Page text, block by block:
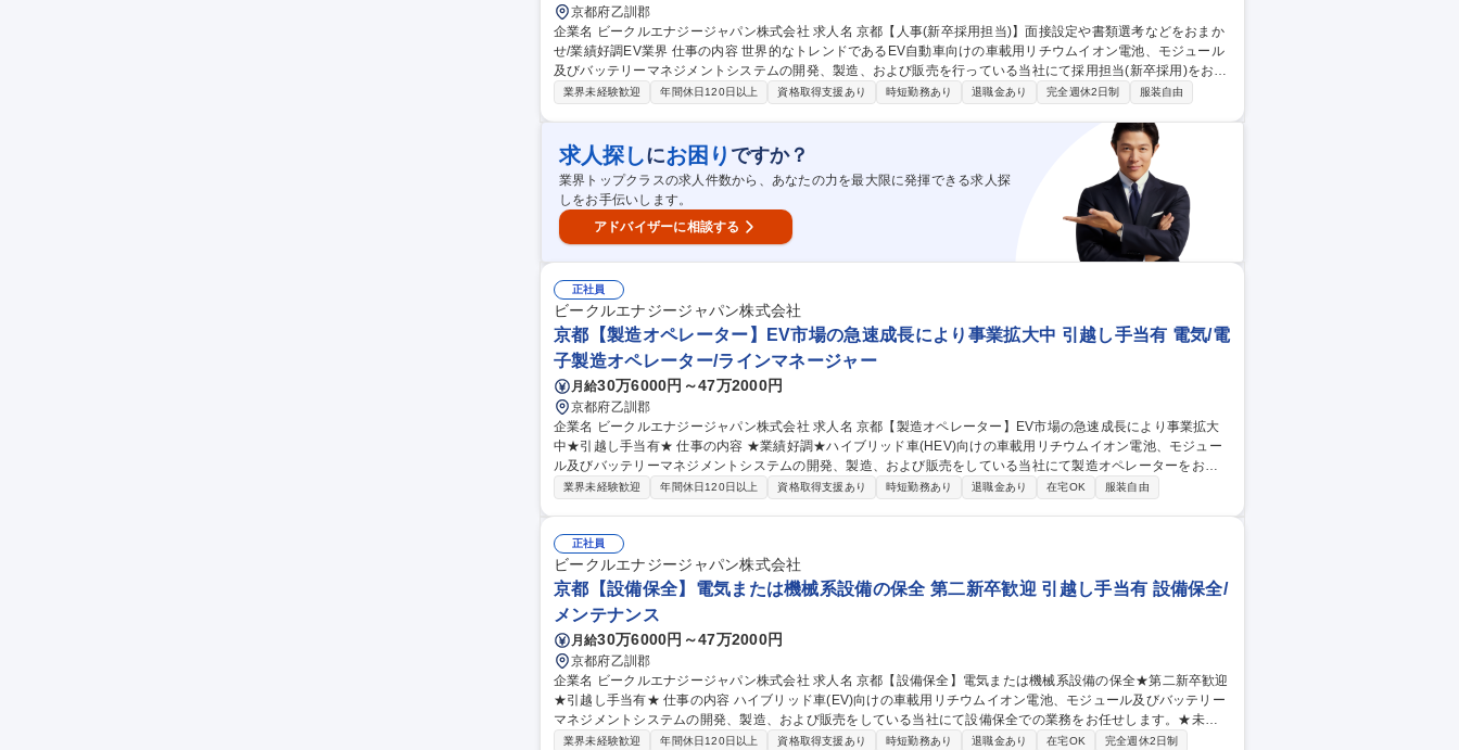
京都府乙訓郡
企業名 ビークルエナジージャパン株式会社 求人名 京都【人事(新卒採用担当)】面接設定や書類選考などをおまか
せ/業績好調EV業界 仕事の内容 世界的なトレンドであるEV自動車向けの車載用リチウムイオン電池、モジュール
及びバッテリーマネジメントシステムの開発、製造、および販売を行っている当社にて採用担当(新卒採用)をお任
せいたします！ 【仕事内容】■インターンシップの受け入れ ■書類選考 ■フォーラムの対応 ■新卒ナビサイトに応
す。 【キャリアパス】社内ローテーションにて労務(給与計算・人事考課・組織改編・表彰など)への転籍をするこ
とも可能なため、人事労務全体のプロも目指して業務が可能！役職へのキャリアアップも可能です。 募集職種 京
都【人事(新卒採用担当)】面接設定や書類選考などをおまかせ/業績好調EV業界
業界未経験歓迎 年間休日120日以上 資格取得支援あり 時短勤務あり 退職金あり 完全週休2日制 服装自由
求人探しにお困り ですか？
業界トップクラスの求人件数から、あなたの力を最大限に発揮できる求人探
しをお手伝いします。
アドバイザーに相談する
正社員
ビークルエナジージャパン株式会社
京都【製造オペレーター】EV市場の急速成長により事業拡大中 引越し手当有 電気/電
子製造オペレーター/ラインマネージャー
月給30万6000円～47万2000円
京都府乙訓郡
企業名 ビークルエナジージャパン株式会社 求人名 京都【製造オペレーター】EV市場の急速成長により事業拡大
中★引越し手当有★ 仕事の内容 ★業績好調★ハイブリッド車(HEV)向けの車載用リチウムイオン電池、モジュー
ル及びバッテリーマネジメントシステムの開発、製造、および販売をしている当社にて製造オペレーターをお任
せします。 【具体的に】セル・モジュールの生産（組立・設備操作等）の実行。ライン稼働率を向上させるため
オンバッテリーを製造をしながらご自身の改善活動で生産能力の向上を実感できます。 募集職種 京都【製造オペ
レーター】EV市場の急速成長により事業拡大中★引越し手当有★
業界未経験歓迎 年間休日120日以上 資格取得支援あり 時短勤務あり 退職金あり 在宅OK 服装自由
正社員
ビークルエナジージャパン株式会社
京都【設備保全】電気または機械系設備の保全 第二新卒歓迎 引越し手当有 設備保全/
メンテナンス
月給30万6000円～47万2000円
京都府乙訓郡
企業名 ビークルエナジージャパン株式会社 求人名 京都【設備保全】電気または機械系設備の保全★第二新卒歓迎
★引越し手当有★ 仕事の内容 ハイブリッド車(EV)向けの車載用リチウムイオン電池、モジュール及びバッテリー
マネジメントシステムの開発、製造、および販売をしている当社にて設備保全での業務をお任せします。★未経
験歓迎★ 【詳細】OJT形式で先輩社員から仕事を教わり、以下の業務をご経験に応じてお任せしていきます。■機
業界未経験歓迎 年間休日120日以上 資格取得支援あり 時短勤務あり 退職金あり 在宅OK
完全週休2日制